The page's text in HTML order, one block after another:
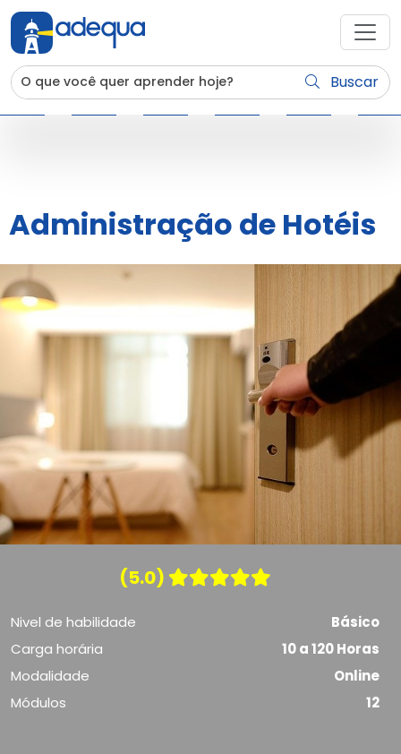
Buscar
Administração de Hotéis
(5.0)
Nivel de habilidade
Básico
Carga horária
10 a 120 Horas
Modalidade
Online
Módulos
12